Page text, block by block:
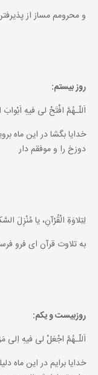
و محرومم مساز از
روز بيستم:
اَللّـهُمَّ افْتَحْ لى فيهِ
خدايا بگشا در اين ماه
دوزخ را و موفقم دار
لِتِلاوَةِ الْقُرْآنِ، يا مُنْزِلَ
به تلاوت قرآن اى فرو
روزبيست و يكم:
اَللّـهُمَّ اجْعَلْ لى فيهِ اِلى
خدايا برايم در اين ماه